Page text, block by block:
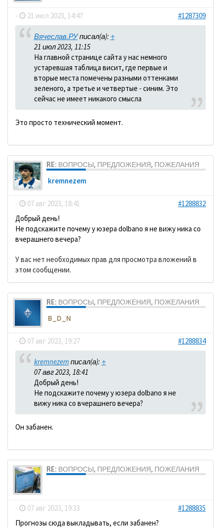
- 21 июл 2023, 14:47 #1287309
Вячеслав.РУписал(а): ↑
21 июл 2023, 11:15
На главной странице сайта у нас немного
устаревшая таблица висит, где первые и
вторые места помечены разными оттенками
зеленого, а третье и четвертые - синим. Это
сейчас не имеет никакого смысла
Это просто технический момент.
RE: ВОПРОСЫ, ПРЕДЛОЖЕНИЯ, ПОЖЕЛАНИЯ
kremnezem
- 07 авг 2023, 18:41
#1288832
Добрый день!
Не подскажите почему у юзера dolbano я не вижу ника со
вчерашнего вечера?
У вас нет необходимых прав для просмотра вложений в
этом сообщении.
RE: ВОПРОСЫ, ПРЕДЛОЖЕНИЯ, ПОЖЕЛАНИЯ
B_D_N
- 07 авг 2023, 19:27 #1288834
kremnezemписал(а): ↑
07 авг 2023, 18:41
Добрый день!
Не подскажите почему у юзера dolbano я не
вижу ника со вчерашнего вечера?
Он забанен.
RE: ВОПРОСЫ, ПРЕДЛОЖЕНИЯ, ПОЖЕЛАНИЯ
- 07 авг 2023, 19:33
#1288835
Прогнозы сюда выкладывать, если забанен?